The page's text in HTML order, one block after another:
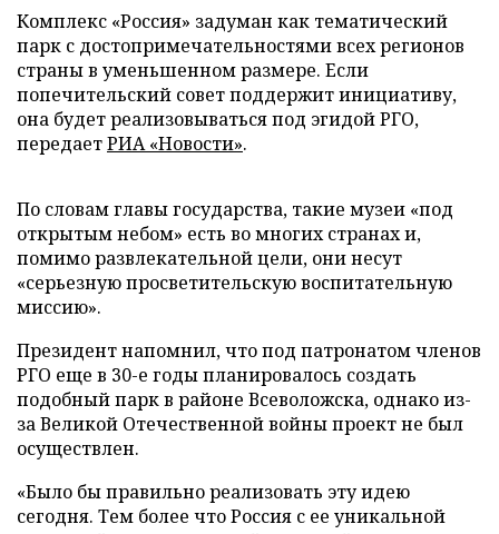
Комплекс «Россия» задуман как тематический
парк с достопримечательностями всех регионов
страны в уменьшенном размере. Если
попечительский совет поддержит инициативу,
она будет реализовываться под эгидой РГО,
передаетРИА «Новости».
По словам главы государства, такие музеи «под
открытым небом» есть во многих странах и,
помимо развлекательной цели, они несут
«серьезную просветительскую воспитательную
миссию».
Президент напомнил, что под патронатом членов
РГО еще в 30-е годы планировалось создать
подобный парк в районе Всеволожска, однако из-
за Великой Отечественной войны проект не был
осуществлен.
«Было бы правильно реализовать эту идею
сегодня. Тем более что Россия с ее уникальной